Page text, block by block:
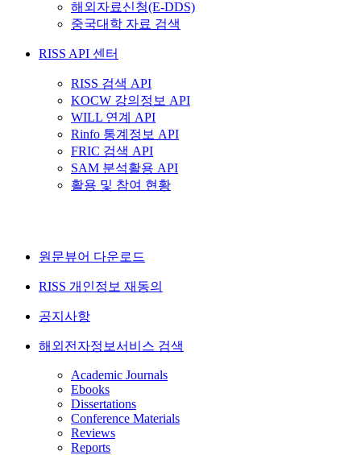
해외자료신청(E-DDS)
중국대학 자료 검색
RISS API 센터
RISS 검색 API
KOCW 강의정보 API
WILL 연계 API
Rinfo 통계정보 API
FRIC 검색 API
SAM 분석활용 API
활용 및 참여 현황
원문뷰어 다운로드
RISS 개인정보 재동의
공지사항
해외전자정보서비스 검색
Academic Journals
Ebooks
Dissertations
Conference Materials
Reviews
Reports